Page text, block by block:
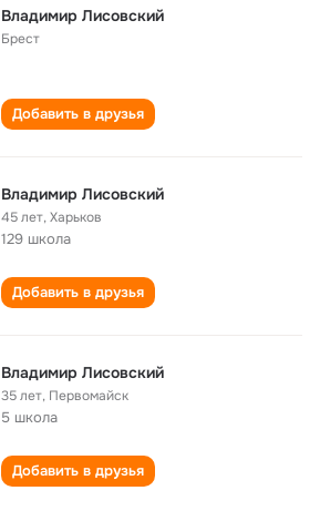
Владимир Лисовский
Брест
Добавить в друзья
Владимир Лисовский
45 лет,Харьков
129 школа
Добавить в друзья
Владимир Лисовский
35 лет, Первомайск
5 школа
Добавить в друзья